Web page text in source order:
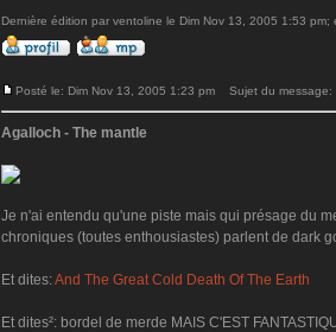
Dernière édition par ventoline le Dim Nov 13, 2005 1:53 pm;
Posté le: Dim Nov 13, 2005 1:23 pm Sujet du message:
Agalloch - The mantle
Je n'ai entendu qu'une piste mais qui présage du
chroniques (toutes enthousiastes) parlent de dark
Et dites:And The Great Cold Death Of The Earth
Et dites²: bordel de merde MAIS C'EST